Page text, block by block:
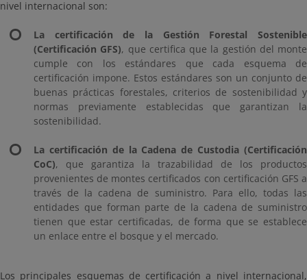
nivel internacional son:
La certificación de la Gestión Forestal Sostenible
(Certificación GFS), que certifica que la gestión del monte
cumple con los estándares que cada esquema de
certificación impone. Estos estándares son un conjunto de
buenas prácticas forestales, criterios de sostenibilidad y
normas previamente establecidas que garantizan la
sostenibilidad.
La certificación de la Cadena de Custodia (Certificación
CoC), que garantiza la trazabilidad de los productos
provenientes de montes certificados con certificación GFS a
través de la cadena de suministro. Para ello, todas las
entidades que forman parte de la cadena de suministro
tienen que estar certificadas, de forma que se establece
un enlace entre el bosque y el mercado.
Los principales esquemas de certificación a nivel internacional,